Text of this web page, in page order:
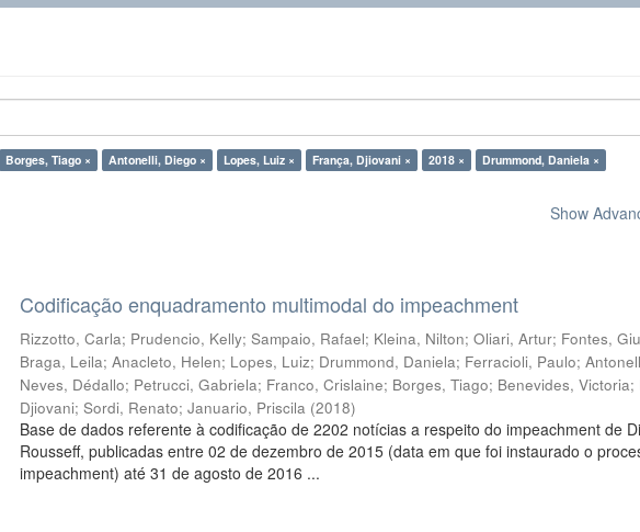
Borges, Tiago × Antonelli, Diego × Lopes, Luiz × França, Djiovani × 2018 ×
Drummond, Daniela ×
Show
Codificação enquadramento multimodal do impeachment
Rizzotto, Carla; Prudencio, Kelly;Sampaio, Rafael; Kleina, Nilton;Oliari, Artur; Fontes,
Braga, Leila;Anacleto, Helen; Lopes, Luiz; Drummond, Daniela; Ferracioli, Paulo;
Neves, Dédallo; Petrucci, Gabriela; Franco, Crislaine; Borges, Tiago; Benevides, Victoria;
Djiovani;Sordi, Renato;Januario, Priscila (2018)
Base de dados referente à codificação de 2202 notícias a respeito do impeachment de
Rousseff, publicadas entre 02 de dezembro de 2015 (data em que foi instaurado o
impeachment) até 31 de agosto de 2016 ...